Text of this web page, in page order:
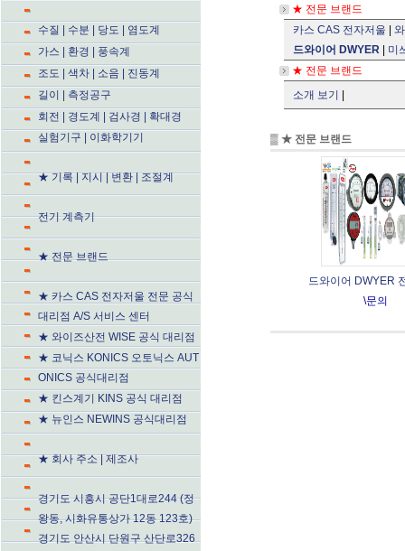
수질 | 수분 | 당도 | 염도계
가스 | 환경 | 풍속계
조도 | 색차 | 소음 | 진동계
길이 | 측정공구
회전 | 경도계 | 검사경 | 확대경
실험기구 | 이화학기기
★ 기록 | 지시 | 변환 | 조절계
전기 계측기
★ 전문 브랜드
★ 카스 CAS 전자저울 전문 공식
대리점 A/S 서비스 센터
★ 와이즈산전 WISE 공식 대리점
★ 코닉스 KONICS 오토닉스 AUT
ONICS 공식대리점
★ 킨스계기 KINS 공식 대리점
★ 뉴인스 NEWINS 공식대리점
★ 회사 주소 | 제조사
경기도 시흥시 공단1대로244 (정
왕동, 시화유통상가 12동 123호)
경기도 안산시 단원구 산단로326
★ 전문
카스 CAS 전자저울
드와이어 DWYER
미
★ 전문 브랜드
소개 보기
▒ ★ 전문 브
드와이어 DWYER
\문의